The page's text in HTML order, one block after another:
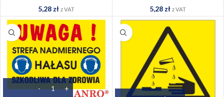
5,28 zł z VAT 5,28 zł z VAT